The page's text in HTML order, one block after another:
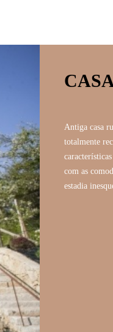
Antiga casa
totalmente
com as
estadia